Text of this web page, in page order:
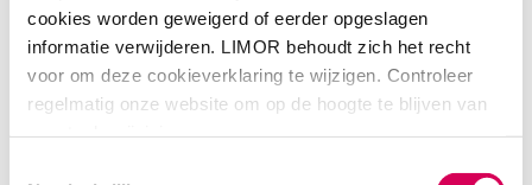
cookies worden geweigerd of eerder opgeslagen
informatie verwijderen. LIMOR behoudt zich het recht
voor om deze cookieverklaring te wijzigen. Controleer
regelmatig onze website om op de hoogte te blijven van
iemands eigen netwerk;welbevinden en veiligheid
LIMOR is van mening dat ieder mens naar eigen
tevredenheid, zowel persoonlijk als maatschappelijk,
moet kunnen functioneren in een omgeving van zijn/ haar
keuze. Ons doel hierbij is een zo groot mogelijke kwaliteit